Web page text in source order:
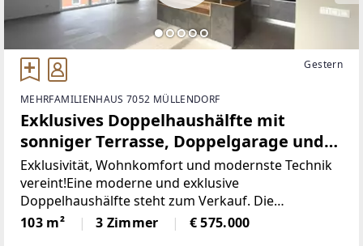
Gestern
MEHRFAMILIENHAUS 7052 MÜLLENDORF
Exklusives Doppelhaushälfte mit
sonniger Terrasse, Doppelgarage und
Eigengarten!
Exklusivität, Wohnkomfort und modernste Technik
vereint!Eine moderne und exklusive
Doppelhaushälfte steht zum Verkauf. Die
Doppelhaushälfte bietet die perfekte Gelegenheit
für Familien und Paare. Da die zweite hälfte auch
103 m² 3 Zimmer € 575.000